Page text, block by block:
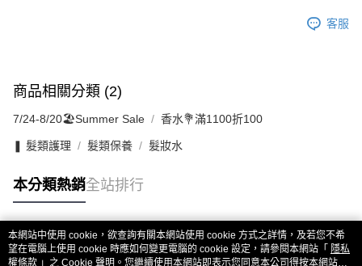
客服
商品相關分類 (2)
7/24-8/20🏖️Summer Sale 香水💐滿1100折100
❚ 髮類護理 髮類保養 髮妝水
本分類熱銷全站排行
熱門標籤
本網站中使用 cookie，欲查詢有關本網站使用 cookie 方式之詳情，及若您不希
望在電腦上使用 cookie 時應如何變更電腦的 cookie 設定，請參閱本網站「 隱私
權條款 」之 Cookie 聲明。您繼續使用本網站即表示您同意本公司得按本網站使